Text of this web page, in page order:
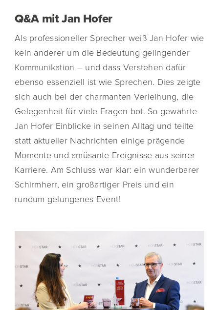
Q&A mit Jan Hofer
Als professioneller Sprecher weiß Jan Hofer wie
kein anderer um die Bedeutung gelingender
Kommunikation – und dass Verstehen dafür
ebenso essenziell ist wie Sprechen. Dies zeigte
sich auch bei der charmanten Verleihung, die
Gelegenheit für viele Fragen bot. So gewährte
Jan Hofer Einblicke in seinen Alltag und teilte
statt aktueller Nachrichten einige prägende
Momente und amüsante Ereignisse aus seiner
Karriere. Am Schluss war klar: ein wunderbarer
Schirmherr, ein großartiger Preis und ein
rundum gelungenes Event!